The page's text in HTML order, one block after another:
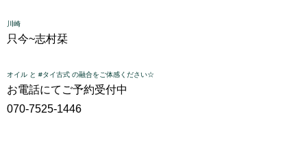
川崎
只今~志村栞
オイル と #タイ古式 の融合をご体感ください☆
お電話にてご予約受付中
070-7525-1446